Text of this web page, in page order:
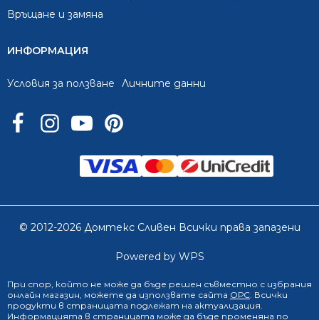
Връщане и замяна
ИНФОРМАЦИЯ
Условия за ползване Личните данни
© 2012-2026 Домтекс Сливен Всички права запазени
Powered by WPS
При спор, който не може да бъде решен съвместно с избрания
онлайн магазин, можете да използвате сайта ОРС. Всички
продукти в страницата подлежат на актуализация.
Информацията в страницата може да бъде променяна по